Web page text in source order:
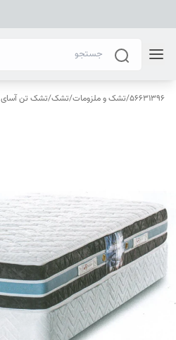
56631396
/تشک و ملزومات/تشک/تشک تن آسای